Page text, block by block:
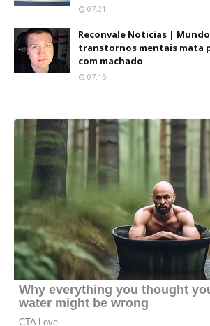
07:21
Reconvale Noticias |
transtornos mentais mata
com machado
07:15